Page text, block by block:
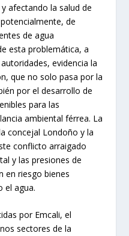
afectando la salud de
de
de agua
esta problemática, a
evidencia la
que no solo pasa por la
por el desarrollo de
para las
ambiental férrea. La
concejal Londoño y la
conflicto arraigado
y las presiones de
en riesgo bienes
el agua.
por Emcali, el
sectores de la